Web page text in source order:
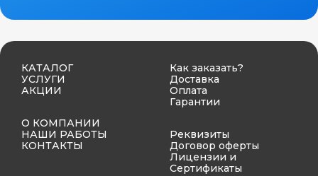
КАТАЛОГ
УСЛУГИ
АКЦИИ
О КОМПАНИИ
НАШИ РАБОТЫ
КОНТАКТЫ
Как заказать?
Доставка
Оплата
Гарантии
Реквизиты
Договор оферты
Лицензии и
Сертификаты